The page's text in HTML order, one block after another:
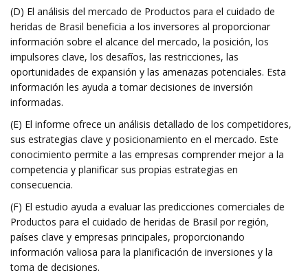
(D) El análisis del mercado de Productos para el cuidado de
heridas de Brasil beneficia a los inversores al proporcionar
información sobre el alcance del mercado, la posición, los
impulsores clave, los desafíos, las restricciones, las
oportunidades de expansión y las amenazas potenciales. Esta
información les ayuda a tomar decisiones de inversión
informadas.
(E) El informe ofrece un análisis detallado de los competidores,
sus estrategias clave y posicionamiento en el mercado. Este
conocimiento permite a las empresas comprender mejor a la
competencia y planificar sus propias estrategias en
consecuencia.
(F) El estudio ayuda a evaluar las predicciones comerciales de
Productos para el cuidado de heridas de Brasil por región,
países clave y empresas principales, proporcionando
información valiosa para la planificación de inversiones y la
toma de decisiones.